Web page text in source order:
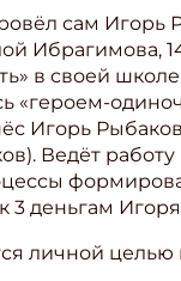
сам Игорь
Ибрагимова,
в своей
«героем-
Игорь
Ведёт
деньгам
личной